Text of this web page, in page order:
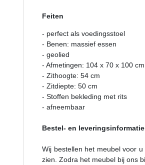
Feiten
- perfect als voedingsstoel
- Benen: massief essen
- geolied
- Afmetingen: 104 x 70 x 100
- Zithoogte: 54 cm
- Zitdiepte: 50 cm
- Stoffen bekleding met rits
- afneembaar
Bestel- en leveringsinformatie
Wij bestellen het meubel voor
zien. Zodra het meubel bij ons